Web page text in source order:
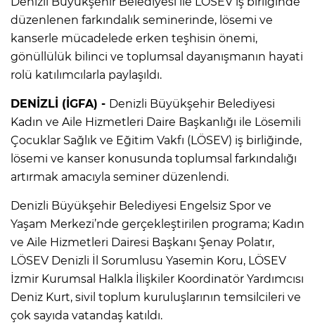
düzenlenen farkındalık seminerinde, lösemi ve
kanserle mücadelede erken teşhisin önemi,
gönüllülük bilinci ve toplumsal dayanışmanın hayati
rolü katılımcılarla paylaşıldı.
DENİZLİ (İGFA) - Denizli Büyükşehir Belediyesi
Kadın ve Aile Hizmetleri Daire Başkanlığı ile Lösemili
Çocuklar Sağlık ve Eğitim Vakfı (LÖSEV) iş birliğinde,
lösemi ve kanser konusunda toplumsal farkındalığı
artırmak amacıyla seminer düzenlendi.
Denizli Büyükşehir Belediyesi Engelsiz Spor ve
Yaşam Merkezi’nde gerçekleştirilen programa; Kadın
ve Aile Hizmetleri Dairesi Başkanı Şenay Polatır,
LÖSEV Denizli İl Sorumlusu Yasemin Koru, LÖSEV
İzmir Kurumsal Halkla İlişkiler Koordinatör Yardımcısı
Deniz Kurt, sivil toplum kuruluşlarının temsilcileri ve
çok sayıda vatandaş katıldı.